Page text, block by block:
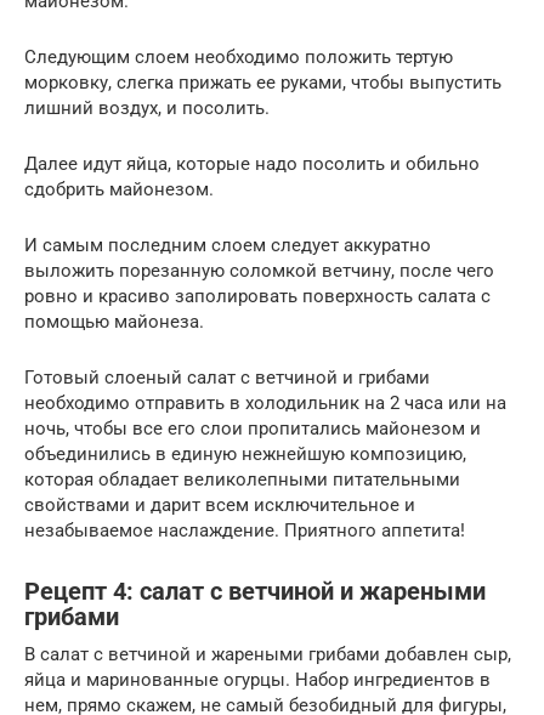
Следующим слоем необходимо положить тертую
морковку, слегка прижать ее руками, чтобы выпустить
лишний воздух, и посолить.
Далее идут яйца, которые надо посолить и обильно
сдобрить майонезом.
И самым последним слоем следует аккуратно
выложить порезанную соломкой ветчину, после чего
ровно и красиво заполировать поверхность салата с
помощью майонеза.
Готовый слоеный салат с ветчиной и грибами
необходимо отправить в холодильник на 2 часа или на
ночь, чтобы все его слои пропитались майонезом и
объединились в единую нежнейшую композицию,
которая обладает великолепными питательными
свойствами и дарит всем исключительное и
незабываемое наслаждение. Приятного аппетита!
Рецепт 4: салат с ветчиной и жареными
грибами
В салат с ветчиной и жареными грибами добавлен сыр,
яйца и маринованные огурцы. Набор ингредиентов в
нем, прямо скажем, не самый безобидный для фигуры,